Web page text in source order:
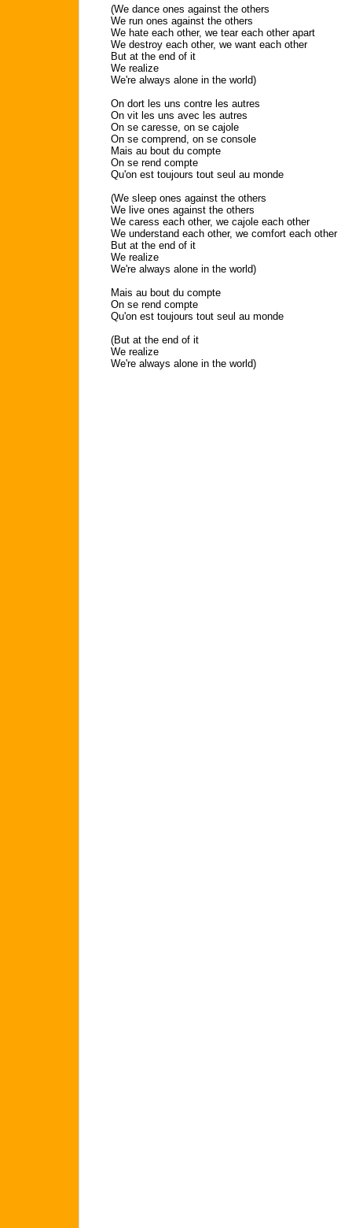
(We dance ones against the others
We run ones against the others
We hate each other, we tear each other apart
We destroy each other, we want each other
But at the end of it
We realize
We're always alone in the world)
On dort les uns contre les autres
On vit les uns avec les autres
On se caresse, on se cajole
On se comprend, on se console
Mais au bout du compte
On se rend compte
Qu'on est toujours tout seul au monde
(We sleep ones against the others
We live ones against the others
We caress each other, we cajole each other
We understand each other, we comfort each other
But at the end of it
We realize
We're always alone in the world)
Mais au bout du compte
On se rend compte
Qu'on est toujours tout seul au monde
(But at the end of it
We realize
We're always alone in the world)